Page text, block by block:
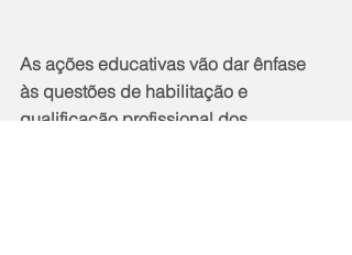
As ações educativas vão dar ênfase
às questões de habilitação e
qualificação profissional dos